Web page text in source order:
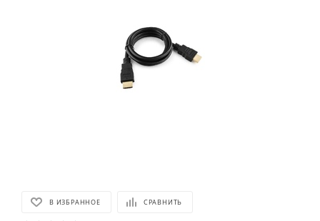
В ИЗБРАННОЕ СРАВНИТЬ